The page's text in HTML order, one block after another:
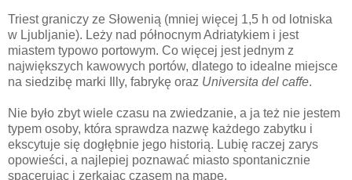
Triest graniczy ze Słowenią (mniej więcej 1,5 h od lotniska
w Ljubljanie). Leży nad północnym Adriatykiem i jest
miastem typowo portowym. Co więcej jest jednym z
największych kawowych portów, dlatego to idealne miejsce
na siedzibę marki Illy, fabrykę oraz Universita del caffe.
Nie było zbyt wiele czasu na zwiedzanie, a ja też nie jestem
typem osoby, która sprawdza nazwę każdego zabytku i
ekscytuje się dogłębnie jego historią. Lubię raczej zarys
opowieści, a najlepiej poznawać miasto spontanicznie
spacerując i zerkając czasem na mapę.